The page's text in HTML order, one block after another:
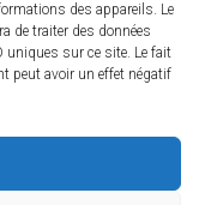
des appareils. Le
de traiter des données
uniques sur ce site. Le fait
peut avoir un effet négatif
inscrire et
d’alerte :